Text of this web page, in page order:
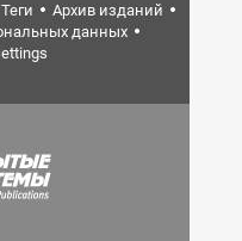
Теги
Архив изданий
данных